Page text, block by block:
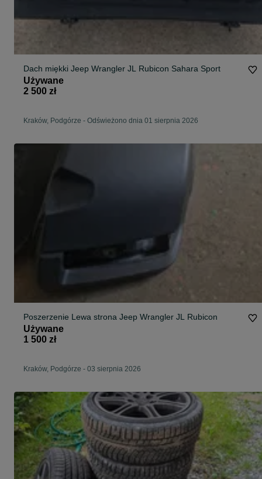
Dach miękki Jeep Wrangler JL Rubicon Sahara Sport
Używane
2 500 zł
Kraków, Podgórze - Odświeżono dnia 01 sierpnia 2026
Poszerzenie Lewa strona Jeep Wrangler JL Rubicon
Używane
1 500 zł
Kraków, Podgórze - 03 sierpnia 2026